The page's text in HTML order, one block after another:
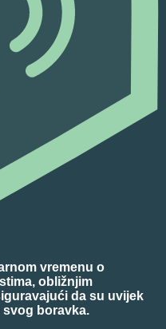
vremenu o
obližnjim
da su uvijek
svog boravka.